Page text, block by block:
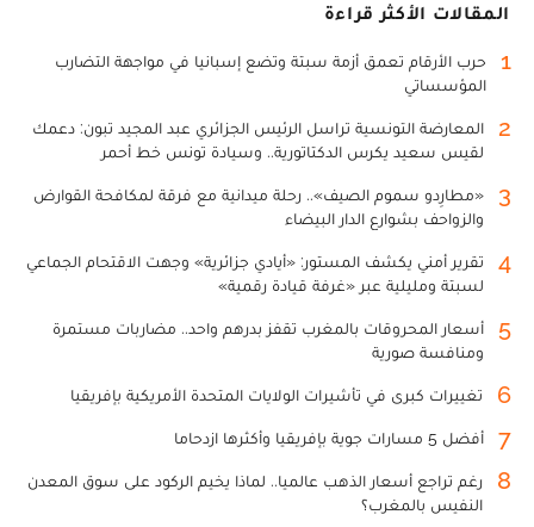
المقالات الأكثر قراءة
1
حرب الأرقام تعمق أزمة سبتة وتضع إسبانيا في مواجهة التضارب
المؤسساتي
2
المعارضة التونسية تراسل الرئيس الجزائري عبد المجيد تبون: دعمك
لقيس سعيد يكرس الدكتاتورية.. وسيادة تونس خط أحمر
3
«مطارِدو سموم الصيف».. رحلة ميدانية مع فرقة لمكافحة القوارض
والزواحف بشوارع الدار البيضاء
4
تقرير أمني يكشف المستور: «أيادي جزائرية» وجهت الاقتحام الجماعي
لسبتة ومليلية عبر «غرفة قيادة رقمية»
5
أسعار المحروقات بالمغرب تقفز بدرهم واحد.. مضاربات مستمرة
ومنافسة صورية
6 تغييرات كبرى في تأشيرات الولايات المتحدة الأمريكية بإفريقيا
7 أفضل 5 مسارات جوية بإفريقيا وأكثرها ازدحاما
8
رغم تراجع أسعار الذهب عالميا.. لماذا يخيم الركود على سوق المعدن
النفيس بالمغرب؟